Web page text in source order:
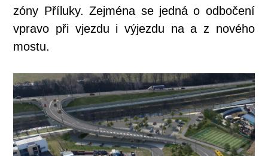
zóny Příluky. Zejména se jedná o odbočení
vpravo při vjezdu i výjezdu na a z nového
mostu.